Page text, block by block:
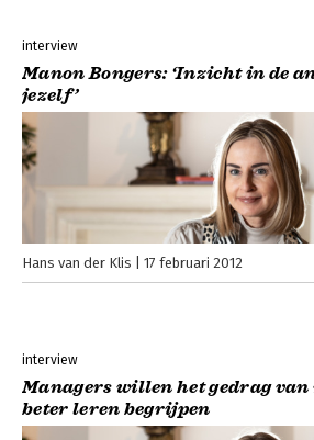
interview
Manon Bongers: ‘Inzicht in de
jezelf’
Hans van der Klis 17 februari 2012
interview
Managers willen het gedrag van
beter leren begrijpen